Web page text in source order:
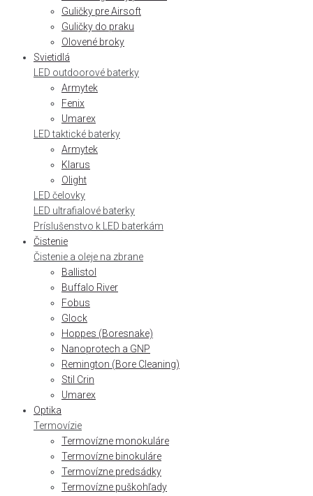
Guličky pre Airsoft
Guličky do praku
Olovené broky
Svietidlá
LED outdoorové baterky
Armytek
Fenix
Umarex
LED taktické baterky
Armytek
Klarus
Olight
LED čelovky
LED ultrafialové baterky
Príslušenstvo k LED baterkám
Čistenie
Čistenie a oleje na zbrane
Ballistol
Buffalo River
Fobus
Glock
Hoppes (Boresnake)
Nanoprotech a GNP
Remington (Bore Cleaning)
Stil Crin
Umarex
Optika
Termovízie
Termovízne monokuláre
Termovízne binokuláre
Termovízne predsádky
Termovízne puškohľady